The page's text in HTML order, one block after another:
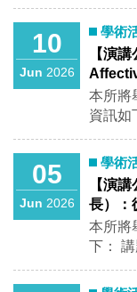
早畢業離校！ • 其他參考
經大數據分
學分課
學分課
申請取
束為
者，
程，
名稱：
分，碩
相同
課程申請延
國防韌性
Resilience) -社會韌性
濟韌性
晰易懂
過問答
參與互
臺灣面
岸關係的機會
灣的戰略價值 -民主制
係對臺灣的衝擊 透
導學員
動資訊 英語研習營 2026年8月4日（星期二）
尼參與短期
民主
Tour、
Facility
帶領學
印尼的
提供機
門票
需自行負擔。 **活動時
至 9 月
7 月
證、所
10
Jun 2026
學術
【演
本所將
資訊如下： 講題：Elite
University of
（三）14:00-
SS 3010-2） 語言：英
guest
from
05
Jun 2026
學術
【演
長）：
本所將
下： 講題：從量子政治談起 主講人：廖達琪
日（五）14